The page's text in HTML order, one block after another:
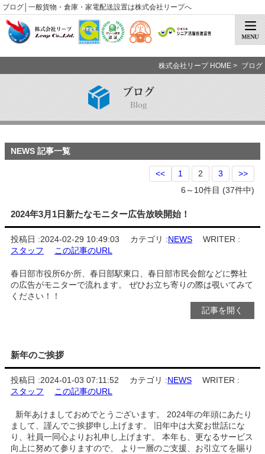
ブログ│一般貨物・倉庫・家電配送設置は株式会社リープへ
株式会社リープ HOME > ブログ
ブログ
Blog
NEWS 記事一覧
<< 1 2 3
>>
6～10件目 (37件中)
2024年3月1日新たなモニター広告放映開始！
投稿日 :2024-02-29 10:49:03 カテゴリ :NEWS
WRITER :
スタッフ
この記事のURL
春日部市役所6か所、春日部駅東口、春日部市民会館などに弊社
の広告がモニターで流れます。 ぜひお立ち寄りの際は覗いてみて
ください！！
記事を開く
新年のご挨拶
投稿日 :2024-01-03 07:11:52 カテゴリ :NEWS
WRITER :
スタッフ
この記事のURL
新年あけましておめでとうございます。 2024年の年頭にあたり
まして、謹んでご挨拶申し上げます。 旧年中は大変お世話にな
り、社員一同心よりお礼申し上げます。 本年も、更なるサービス
向上に努めて参りますので、 より一層のご支援、お引立てを賜り